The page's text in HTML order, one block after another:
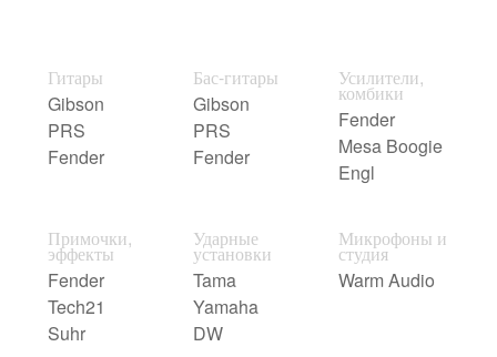
Гитары
Gibson
PRS
Fender
Бас-гитары
Gibson
PRS
Fender
Усилители,
комбики
Fender
Mesa Boogie
Engl
Примочки,
эффекты
Fender
Tech21
Suhr
Ударные
установки
Tama
Yamaha
DW
Микрофоны и
студия
Warm Audio